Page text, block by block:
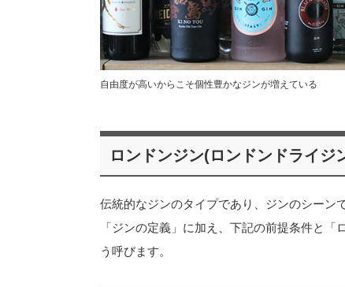
自由度が高いからこそ個性豊かなジンが増えている
ロンドンジン(ロンドンドライジ
伝統的なジンのタイプであり、ジンのシーン
「ジンの定義」に加え、下記の前提条件と
う呼びます。